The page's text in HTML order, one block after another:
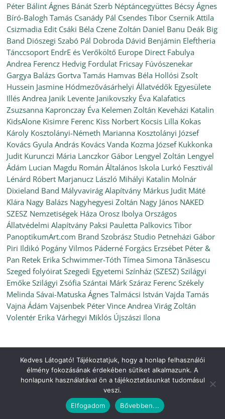
Péter Bálint Ágnes Bánát Szerb Néptáncegyüttes Bécsy Ágnes
Bíró-Balogh Tamás Csanády Pál Csendes Tibor Csernik Attila
Csizmadia Edit Csáki Béla Czene Zoltán Daniel Banu Deák Big
Band Diószegi Szabó Pál Dobroda Dávid Benjámin Eleftheria
Tánccsoport EndrE és Verőköltő Europe Direct Fabulya
Andrea Ferencz Hedvig Fordulat Fricsay Fúvószenekar
Gargya Balázs Gortva Tamás Hamvas Béla Hollósi Zsolt
Hussein Jasmine Hódmezővásárhelyi Állatvédők Egyesülete
Illés Andrea Janik Levente Janikovszky Éva Kalafatics
Zsuzsanna Kapronczay Éva Kelemen Zoltán Keveházi Katalin
KidsAlone Kisimre Ferenc Kiss Norbert Kocsis Lilla Kokas
Károly Kosztolányi-Németh Marianna Kosztolányi József
Kovács Gyula András Kovács Vanda Kozma József Kukkonka
Judit Kurunczi Mária Lanczkor Gábor Lengyel Zoltán Lengyel
Ádám Lucian Magdu Román Általános Iskola Lurkó Fesztivál
Lénárd Róbert Marjanucz László Mihályi Katalin Molnár
Dixieland Band Mályvavirág Alapítvány Márkus Judit Máté
Klára Nagy Balázs Nagyhegyesi Zoltán Nagy János NAKED
SZESZ Nemzetiségek Háza Orosz Ibolya Országos
Állatvédelmi Alapítvány Paksi Pauletta Palkovics Tibor
PanoptikumArt.com Brand Szobrász Studio Petneházi Gábor
Piri Ildikó Pogány Vilmos Páderné Forgács Erzsébet Péter &
Pan Retek Erika Schwimmer-Tóth Tímea Simona Tănăsescu
Szeged folyóirat Szegedi Egyetemi Színház (SZESZ) Szilágyi
Emőke Szilágyi Zsófia Szántai Márk Száraz Ferenc Székely
Melinda Sávai-Matuska Ágnes Talmácsi István Vajda Tamás
Vajna Ádám Vajsenbek Péter Vince Andrea Virág Zoltán
Volentér Erika Várhegyi Miklós Újszászi Ilona
Copyright © 2026Ünnepi Könyvhét Szeged, 2022. június
rights reserved.
by ThemeGrill. Powered by
Kedves Látogató! Tájékoztatjuk, hogy a honlap felhasználói
élmény fokozásának érdekében sütiket alkalmazunk. A
honlapunk használatával ön a tájékoztatásunkat tudomásul
veszi.
Elfogadom
Bővebben...